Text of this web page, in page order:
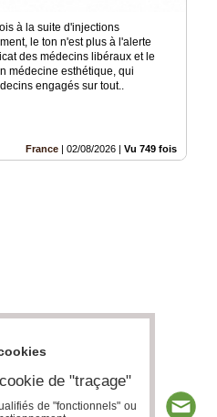
à la suite d'injections
le ton n'est plus à l'alerte
des médecins libéraux et le
médecine esthétique, qui
engagés sur tout..
France
02/08/2026 Vu 749 fois
de "traçage"
de "fonctionnels" ou